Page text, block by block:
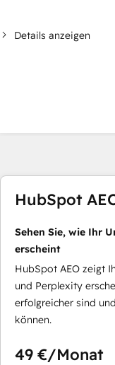
Details anzeigen
HubSpot
Sehen Sie, wie Ihr
erscheint
HubSpot AEO zeigt
und Perplexity
erfolgreicher sind
können.
49 €/Monat